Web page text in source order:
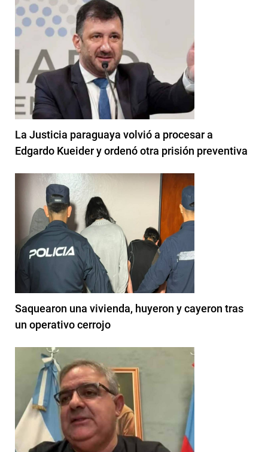
La Justicia paraguaya volvió a procesar a
Edgardo Kueider y ordenó otra prisión preventiva
Saquearon una vivienda, huyeron y cayeron tras
un operativo cerrojo